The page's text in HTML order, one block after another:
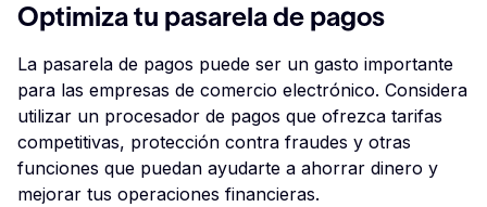
Optimiza tu pasarela de pagos
La pasarela de pagos puede ser un gasto importante
para las empresas de comercio electrónico. Considera
utilizar un procesador de pagos que ofrezca tarifas
competitivas, protección contra fraudes y otras
funciones que puedan ayudarte a ahorrar dinero y
mejorar tus operaciones financieras.